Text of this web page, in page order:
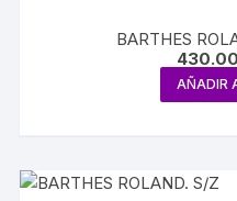
BARTHES
430.00
AÑADIR